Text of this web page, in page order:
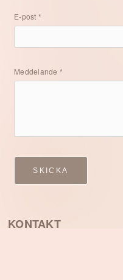
E-post *
Meddelande *
SKICKA
KONTAKT